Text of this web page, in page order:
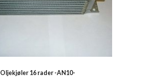
Oljekjøler 16 rader -AN10-